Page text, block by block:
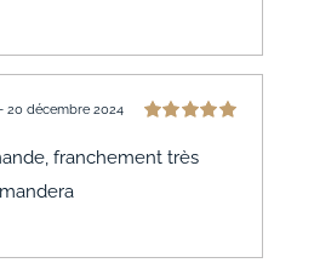
20 décembre 2024
franchement très